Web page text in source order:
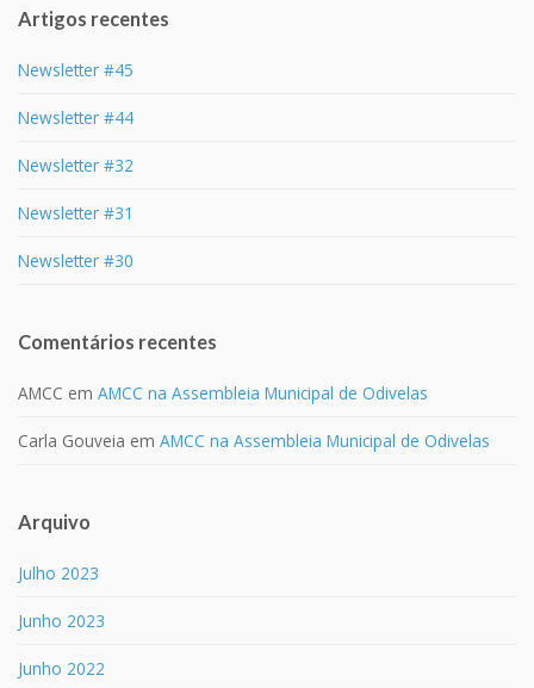
Artigos recentes
Newsletter #45
Newsletter #44
Newsletter #32
Newsletter #31
Newsletter #30
Comentários recentes
AMCC em AMCC na Assembleia Municipal de Odivelas
Carla Gouveia em AMCC na Assembleia Municipal de Odivelas
Arquivo
Julho 2023
Junho 2023
Junho 2022